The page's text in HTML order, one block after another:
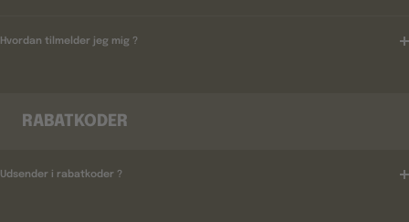
Hvordan tilmelder jeg mig ?
RABATKODER
Udsender i rabatkoder ?